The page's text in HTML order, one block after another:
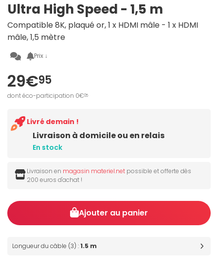
Ultra High Speed - 1,5 m
Compatible 8K, plaqué or, 1 x HDMI mâle - 1 x HDMI
mâle, 1,5 mètre
Prix ↓
29€95
dont éco-participation 0€05
Livraison à domicile ou en relais
En stock
Livré demain !
Livraison en magasin materiel.net possible et offerte dès
200 euros d'achat !
Ajouter au panier
Longueur du câble (3) :1.5 m